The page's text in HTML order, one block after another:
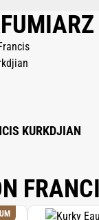
ALCOHOL;
ARACHIDYL
BARBADENSIS
KURKDJIAN